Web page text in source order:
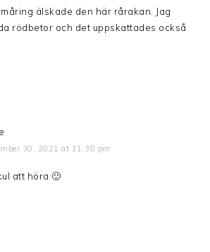
älskade den här rårakan. Jag
rödbetor och det uppskattades också
30, 2021 at 11:38 pm
att höra 🙂